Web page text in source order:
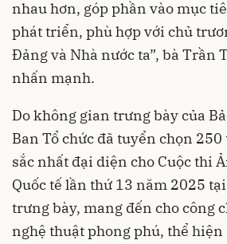
nhau hơn, góp phần vào mục
phát triển, phù hợp với chủ
Đảng và Nhà nước ta”, bà Trần
nhấn mạnh.
Do không gian trưng bày của
Ban Tổ chức đã tuyển chọn
sắc nhất đại diện cho Cuộc thi
Quốc tế lần thứ 13 năm 2025
trưng bày, mang đến cho công
nghệ thuật phong phú, thể